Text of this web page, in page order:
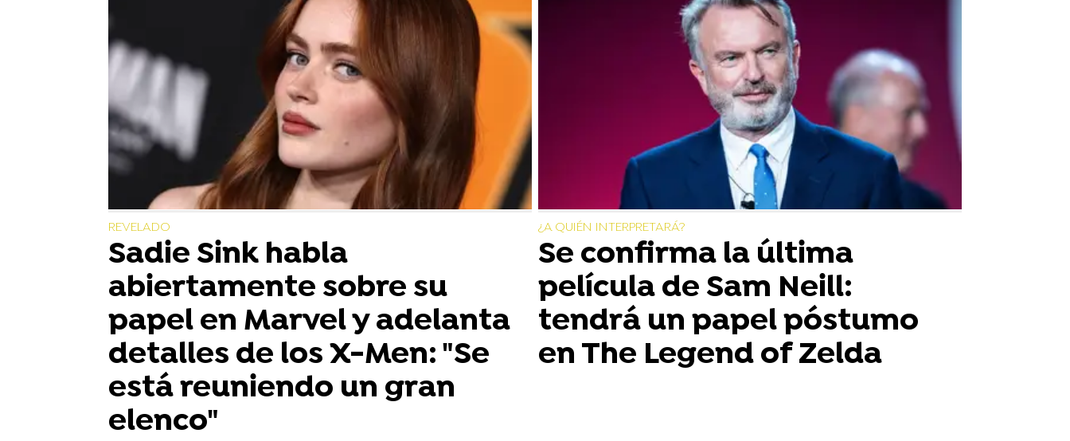
REVELADO
Sadie Sink habla
abiertamente sobre su
papel en Marvel y adelanta
detalles de los X-Men: "Se
está reuniendo un gran
elenco"
¿A QUIÉN INTERPRETARÁ?
Se confirma la última
película de Sam Neill:
tendrá un papel póstumo
en The Legend of Zelda